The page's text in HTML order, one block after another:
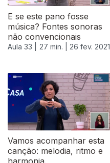
E se este pano fosse
música? Fontes sonoras
não convencionais
Aula 33 | 27 min. | 26 fev. 2021
Vamos acompanhar esta
canção: melodia, ritmo e
529547